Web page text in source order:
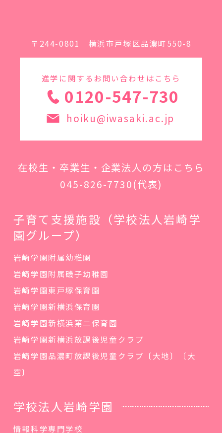
〒244-0801 横浜市戸塚区品濃町550-8
進学に関するお問い合わせはこちら
0120-547-730
hoiku@iwasaki.ac.jp
在校生・卒業生・企業法人の方はこちら
045-826-7730(代表)
子育て支援施設（学校法人岩崎学
園グループ）
岩崎学園附属幼稚園
岩崎学園附属磯子幼稚園
岩崎学園東戸塚保育園
岩崎学園新横浜保育園
岩崎学園新横浜第二保育園
岩崎学園新横浜放課後児童クラブ
岩崎学園品濃町放課後児童クラブ〔大地〕〔大
空〕
学校法人岩崎学園
情報科学専門学校